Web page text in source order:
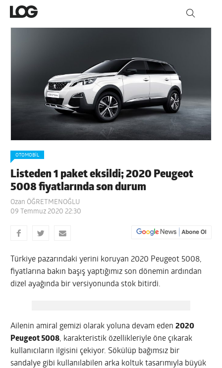
OTOMOBIL
Listeden 1 paket eksildi; 2020 Peugeot
5008 fiyatlarında son durum
Ozan ÖĞRETMENOĞLU
09 Temmuz 2020 22:30
Türkiye pazarındaki yerini koruyan 2020 Peugeot 5008,
fiyatlarına bakın başış yaptığımız son dönemin ardından
dizel ayağında bir versiyonunda stok bitirdi.
Ailenin amiral gemizi olarak yoluna devam eden2020
Peugeot 5008, karakteristik özellikleriyle öne çıkarak
kullanıcıların ilgisini çekiyor. Sökülüp bağımsız bir
sandalye gibi kullanılabilen arka koltuk tasarımıyla büyük